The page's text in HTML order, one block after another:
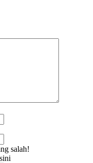
salah!